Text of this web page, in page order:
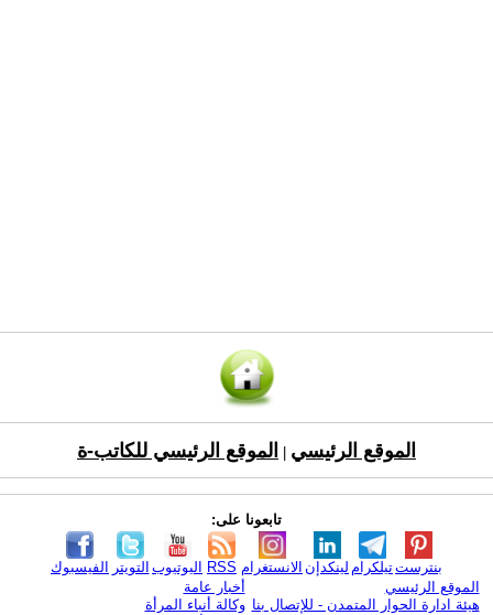
الموقع الرئيسي الموقع الرئيسي للكاتب-ة
تابعونا على:
الفيسبوك التويتر اليوتيوب RSS الانستغرام لينكدإن تيلكرامبنترست
الموقع الرئيسي
هيئة ادارة الحوار المتمدن - للإتصال بنا
أخبار عامة
وكالة أنباء المرأة